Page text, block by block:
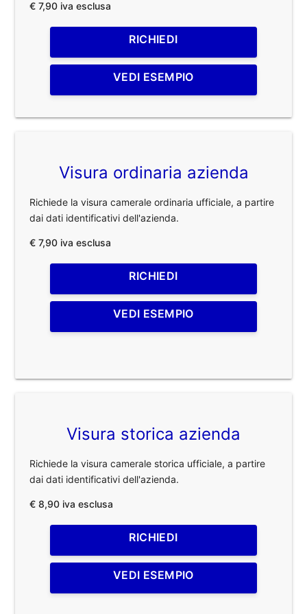
€ 7,90 iva esclusa
RICHIEDI
VEDI ESEMPIO
Visura ordinaria azienda
Richiede la visura camerale ordinaria ufficiale, a partire
dai dati identificativi dell'azienda.
€ 7,90 iva esclusa
RICHIEDI
VEDI ESEMPIO
Visura storica azienda
Richiede la visura camerale storica ufficiale, a partire
dai dati identificativi dell'azienda.
€ 8,90 iva esclusa
RICHIEDI
VEDI ESEMPIO